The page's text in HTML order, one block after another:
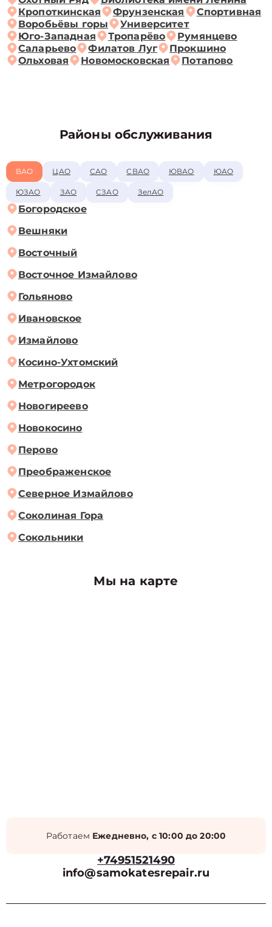
Кропоткинская
Фрунзенская
Спортивная
Воробьёвы горы
Университет
Юго-Западная
Тропарёво
Румянцево
Саларьево
Филатов Луг
Прокшино
Ольховая
Новомосковская Потапово
Районы обслуживания
ВАО ЦАО САО СВАО ЮВАО ЮАО
ЮЗАО ЗАО СЗАО ЗелАО
Богородское
Вешняки
Восточный
Восточное Измайлово
Гольяново
Ивановское
Измайлово
Косино-Ухтомский
Метрогородок
Новогиреево
Новокосино
Перово
Преображенское
Северное Измайлово
Соколиная Гора
Сокольники
Мы на карте
Работаем Ежедневно, с 10:00 до 20:00
+74951521490
info@samokatesrepair.ru